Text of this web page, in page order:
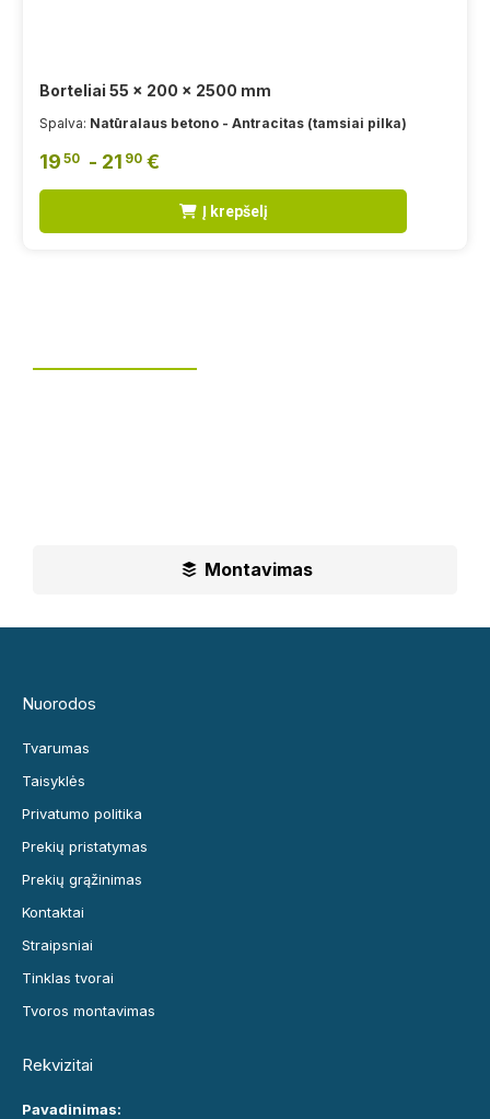
Borteliai 55 x 200 x 2500 mm
Spalva: Natūralaus betono - Antracitas (tamsiai pilka)
19 50 - 21 90 €
Į krepšelį
Montavimas
Nuorodos
Tvarumas
Taisyklės
Privatumo politika
Prekių pristatymas
Prekių grąžinimas
Kontaktai
Straipsniai
Tinklas tvorai
Tvoros montavimas
Rekvizitai
Pavadinimas: